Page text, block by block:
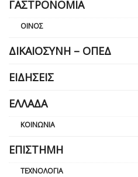
ΓΑΣΤΡΟΝΟΜΊΑ
ΟΊΝΟΣ
ΔΙΚΑΙΟΣΎΝΗ – ΟΠΕΔ
ΕΙΔΉΣΕΙΣ
ΕΛΛΆΔΑ
ΚΟΙΝΩΝΊΑ
ΕΠΙΣΤΉΜΗ
ΤΕΧΝΟΛΟΓΊΑ